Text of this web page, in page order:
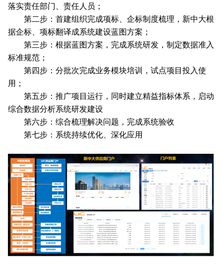
落实责任部门、责任人员；
第二步：首建组织完成项标、企标制度梳理，新中大根
据企标、项标翻译成系统建设蓝图方案；
第三步：根据蓝图方案，完成系统研发，制定数据准入
标准规范；
第四步：分批次完成业务模块培训，试点项目投入使
用；
第五步：推广项目运行，同时建立精益指标体系，启动
综合数据分析系统研发建设
第六步：综合梳理解决问题，完成系统验收
第七步：系统持续优化、深化应用